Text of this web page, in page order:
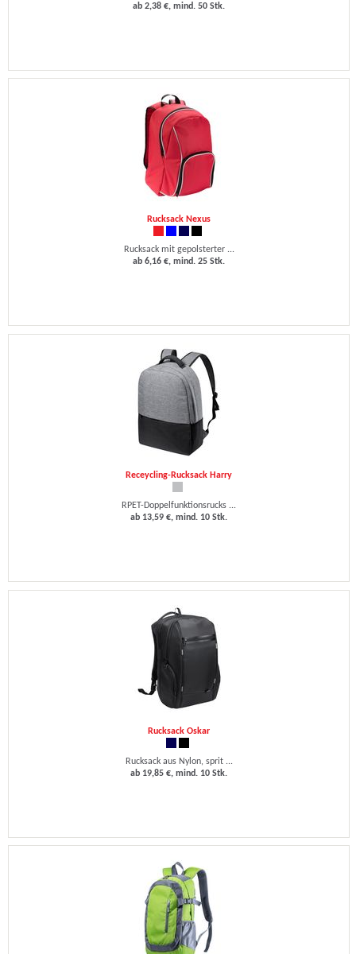
ab 2,38 €, mind. 50 Stk.
Rucksack Nexus
Rucksack mit gepolsterter ...
ab 6,16 €, mind. 25 Stk.
Receycling-Rucksack Harry
RPET-Doppelfunktionsrucks ...
ab 13,59 €, mind. 10 Stk.
Rucksack Oskar
Rucksack aus Nylon, sprit ...
ab 19,85 €, mind. 10 Stk.